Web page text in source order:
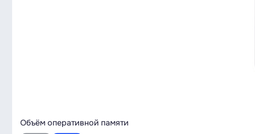
Объём оперативной памяти